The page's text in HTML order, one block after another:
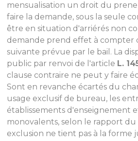
mensualisation un droit du
faire la demande, sous la seule
être en situation d'arriérés non
demande prend effet à compter
suivante prévue par le bail. La
public par renvoi de l'article L.
clause contraire ne peut y faire
Sont en revanche écartés du
usage exclusif de bureau, les
établissements d'enseignement
monovalents, selon le rapport du
exclusion ne tient pas à la forme